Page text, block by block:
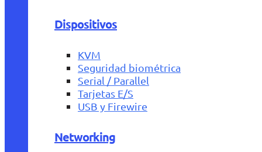
Dispositivos
KVM
Seguridad biométrica
Serial / Parallel
Tarjetas E/S
USB y Firewire
Networking